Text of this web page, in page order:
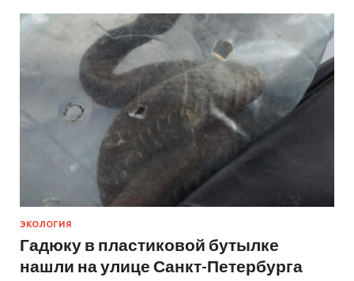
ЭКОЛОГИЯ
Гадюку в пластиковой бутылке
нашли на улице Санкт-Петербурга